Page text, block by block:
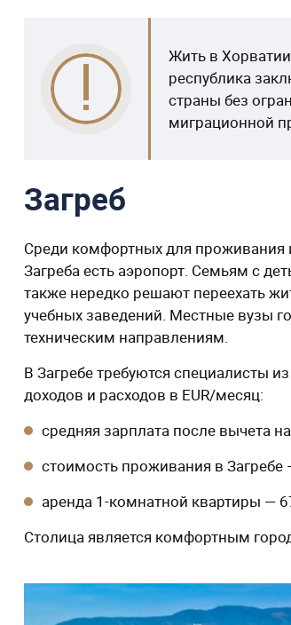
Жить в
республика
страны без
миграционной
Загреб
Среди комфортных для проживания
Загреба есть аэропорт. Семьям с
также нередко решают переехать
учебных заведений. Местные вузы
техническим направлениям.
В Загребе требуются специалисты
доходов и расходов в EUR/месяц:
средняя зарплата после вычета
стоимость проживания в Загребе
аренда 1-комнатной квартиры —
Столица является комфортным